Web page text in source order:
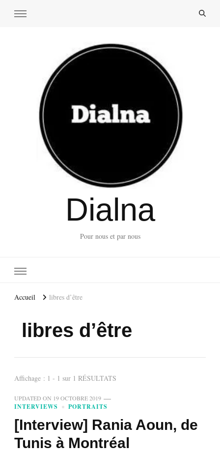
Dialna
Pour nous et par nous
Accueil libres d’être
libres d’être
Affichage : 1 - 1 sur 1 RÉSULTATS
UPDATED ON 19 OCTOBRE 2019
INTERVIEWS PORTRAITS
[Interview] Rania Aoun, de
Tunis à Montréal